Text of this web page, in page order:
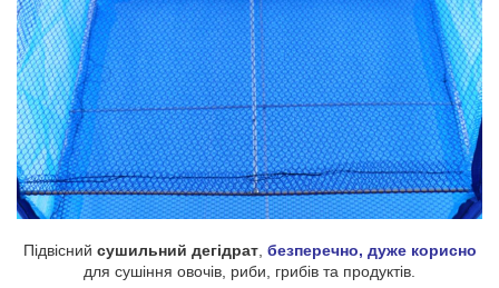
Підвісний сушильний дегідрат, безперечно, дуже корисно
для сушіння овочів, риби, грибів та продуктів.